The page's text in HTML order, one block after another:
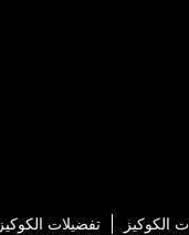
الكوكيز
تفضيلات الكوكيز